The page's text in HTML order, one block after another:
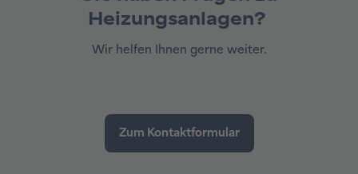
Heizungsanlagen?
Wir helfen Ihnen gerne weiter.